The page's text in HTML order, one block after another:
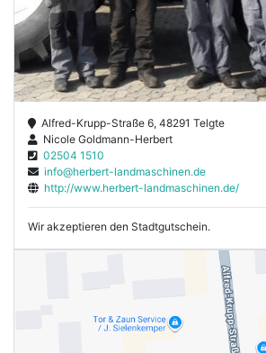
Alfred-Krupp-Straße 6, 48291 Telgte
Nicole Goldmann-Herbert
02504 1510
info@herbert-landmaschinen.de
http://www.herbert-landmaschinen.de/
Wir akzeptieren den Stadtgutschein.